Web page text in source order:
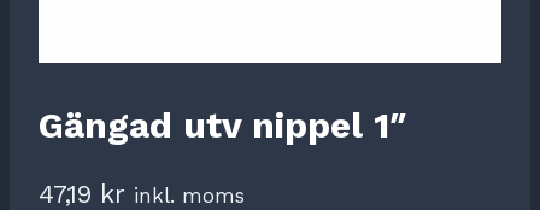
Gängad utv nippel 1″
47,19 kr inkl. moms